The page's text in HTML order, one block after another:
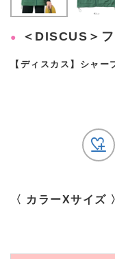
＜DISCUS＞
【ディスカス】シャ
〈 カラーXサイズ